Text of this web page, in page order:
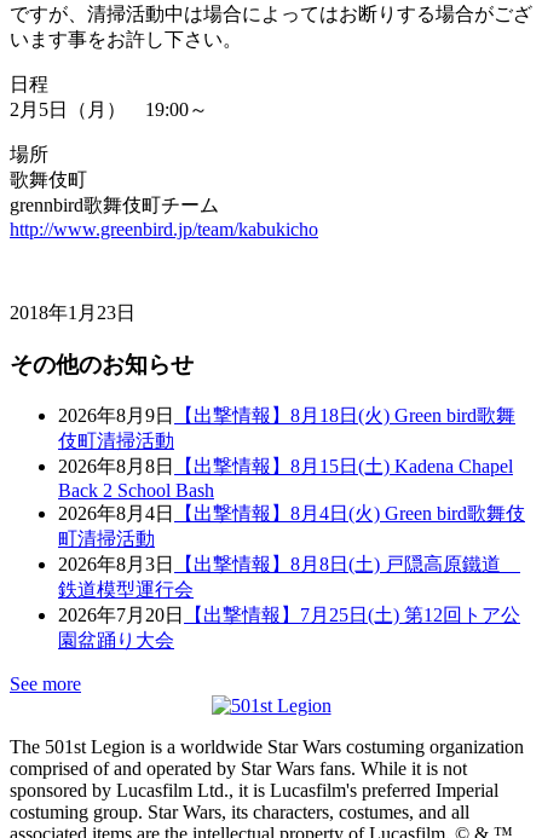
ですが、清掃活動中は場合によってはお断りする場合がござ
います事をお許し下さい。
日程
2月5日（月） 19:00～
場所
歌舞伎町
grennbird歌舞伎町チーム
http://www.greenbird.jp/team/kabukicho
2018年1月23日
その他のお知らせ
2026年8月9日
【出撃情報】8月18日(火) Green bird歌舞
伎町清掃活動
2026年8月8日
【出撃情報】8月15日(土) Kadena Chapel
Back 2 School Bash
2026年8月4日
【出撃情報】8月4日(火) Green bird歌舞伎
町清掃活動
2026年8月3日
【出撃情報】8月8日(土) 戸隠高原鐵道
鉄道模型運行会
2026年7月20日
【出撃情報】7月25日(土) 第12回トア公
園盆踊り大会
See more
The 501st Legion is a worldwide Star Wars costuming organization
comprised of and operated by Star Wars fans. While it is not
sponsored by Lucasfilm Ltd., it is Lucasfilm's preferred Imperial
costuming group. Star Wars, its characters, costumes, and all
associated items are the intellectual property of Lucasfilm. © & ™